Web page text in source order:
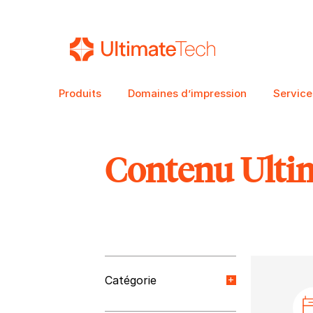
Produits Domaines d’impression
RECHERCHE
Contenu
Catégorie